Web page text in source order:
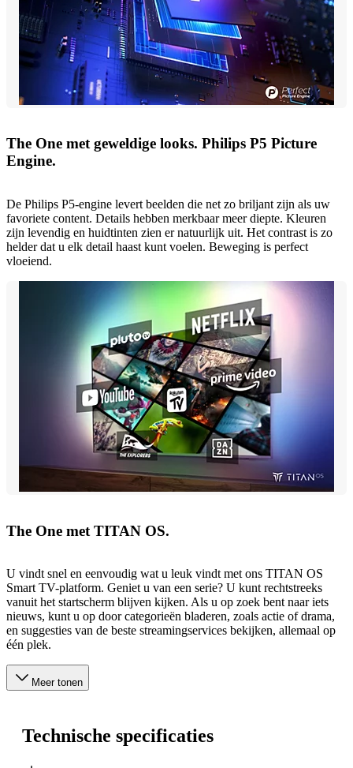
The One met geweldige looks. Philips P5 Picture
Engine.
De Philips P5-engine levert beelden die net zo briljant zijn als uw
favoriete content. Details hebben merkbaar meer diepte. Kleuren
zijn levendig en huidtinten zien er natuurlijk uit. Het contrast is zo
helder dat u elk detail haast kunt voelen. Beweging is perfect
vloeiend.
The One met TITAN OS.
U vindt snel en eenvoudig wat u leuk vindt met ons TITAN OS
Smart TV-platform. Geniet u van een serie? U kunt rechtstreeks
vanuit het startscherm blijven kijken. Als u op zoek bent naar iets
nieuws, kunt u op door categorieën bladeren, zoals actie of drama,
en suggesties van de beste streamingservices bekijken, allemaal op
één plek.
Meer tonen
Technische specificaties